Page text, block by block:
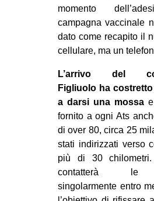
momento
campagna vaccinale
dato come recapito il
cellulare, ma un
L’arrivo del
Figliuolo ha
a darsi una mossa
fornito a ogni Ats
di over 80, circa 25
stati indirizzati verso
più di 30
contatterà le
singolarmente entro